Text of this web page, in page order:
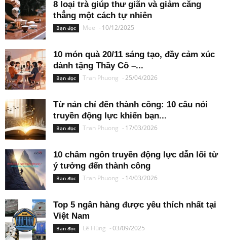
8 loại trà giúp thư giãn và giảm căng
thẳng một cách tự nhiên
Bạn đọc Mee - 10/12/2025
10 món quà 20/11 sáng tạo, đầy cảm xúc
dành tặng Thầy Cô –...
Bạn đọc Tran Phuong -25/04/2026
Từ nản chí đến thành công: 10 câu nói
truyền động lực khiến bạn...
Bạn đọc Tran Phuong - 17/03/2026
10 châm ngôn truyền động lực dẫn lối từ
ý tưởng đến thành công
Bạn đọc Tran Phuong - 14/03/2026
Top 5 ngân hàng được yêu thích nhất tại
Việt Nam
Bạn đọc Lê Hùng -03/09/2025